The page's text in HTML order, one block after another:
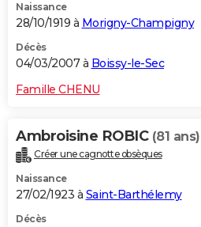
Naissance
28/10/1919 à Morigny-Champigny
Décès
04/03/2007 à Boissy-le-Sec
Famille CHENU
Ambroisine ROBIC (81 ans)
Créer une cagnotte obsèques
Naissance
27/02/1923 à Saint-Barthélemy
Décès